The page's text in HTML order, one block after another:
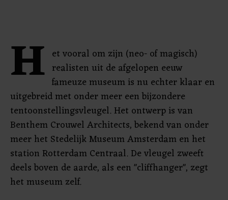
H et vooral om zijn (neo- of magisch)
realisten uit de afgelopen eeuw
fameuze museum is nu echter klaar en
uitgebreid met onder meer een bijzondere
tentoonstellingsvleugel. Het ontwerp is van
Benthem Crouwel Architects, bekend van onder
meer het Stedelijk Museum Amsterdam en het
station Rotterdam Centraal. De vleugel zweeft
deels boven de aarde, als een "cliffhanger", zegt
het museum zelf.